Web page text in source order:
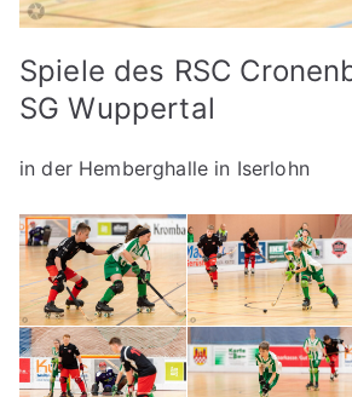
Spiele des RSC
SG Wuppertal
in der Hemberghalle in Iserlohn